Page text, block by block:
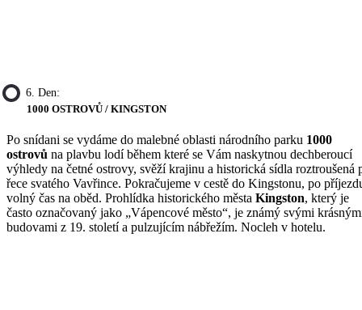
6. Den:
1000 OSTROVŮ / KINGSTON
Po snídani se vydáme do malebné oblasti národního parku 1000
ostrovů na plavbu lodí během které se Vám naskytnou dechberoucí
výhledy na četné ostrovy, svěží krajinu a historická sídla roztroušená
řece svatého Vavřince. Pokračujeme v cestě do Kingstonu, po
volný čas na oběd. Prohlídka historického města Kingston, který je
často označovaný jako „Vápencové město“, je známý svými
budovami z 19. století a pulzujícím nábřežím. Nocleh v hotelu.